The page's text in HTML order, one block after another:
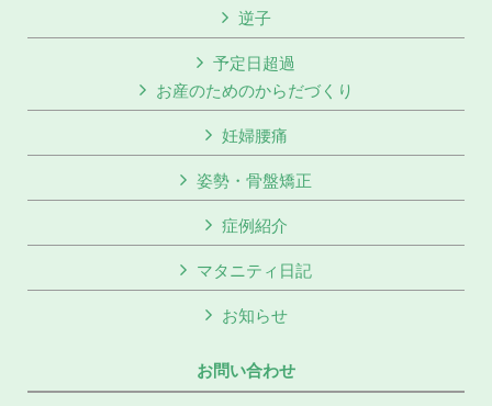
逆子
予定日超過
お産のためのからだづくり
妊婦腰痛
姿勢・骨盤矯正
症例紹介
マタニティ日記
お知らせ
お問い合わせ